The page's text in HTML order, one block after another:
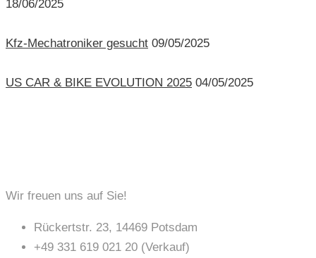
18/06/2025
Kfz-Mechatroniker gesucht 09/05/2025
US CAR & BIKE EVOLUTION 2025 04/05/2025
Wir freuen uns auf Sie!
Rückertstr. 23, 14469 Potsdam
+49 331 619 021 20 (Verkauf)